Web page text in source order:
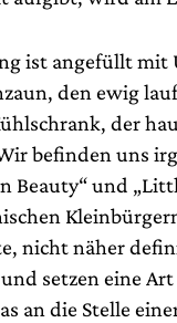
ist angefüllt mit
den ewig
der
befinden uns
Beauty“ und
nicht näher
setzen eine
an die Stelle